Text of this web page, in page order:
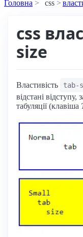
Головна css
css
size
Властивість tab-
відстані
табуляції (клавіша